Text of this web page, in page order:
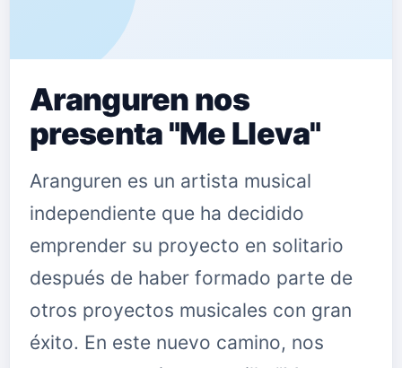
Aranguren nos
presenta "Me Lleva"
Aranguren es un artista musical
independiente que ha decidido
emprender su proyecto en solitario
después de haber formado parte de
otros proyectos musicales con gran
éxito. En este nuevo camino, nos